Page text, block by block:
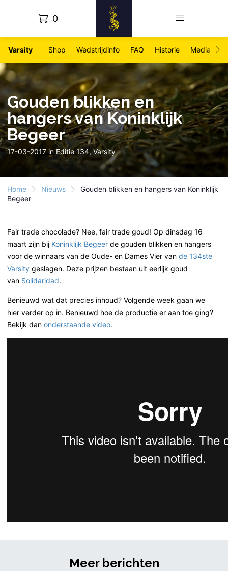
0
Varsity Shop Wedstrijdinfo FAQ Historie Media
Gouden blikken en
hangers van Koninklijk
Begeer
17-03-2017 inEditie 134,Varsity
Home Nieuws
Gouden blikken en hangers van Koninklijk
Begeer
Fair trade chocolade? Nee, fair trade goud! Op dinsdag 16
maart zijn bij Koninklijk Begeer de gouden blikken en hangers
voor de winnaars van de Oude- en Dames Vier vande 134ste
Varsity geslagen. Deze prijzen bestaan uit eerlijk goud
van Solidaridad.
Benieuwd wat dat precies inhoud? Volgende week gaan we
hier verder op in. Benieuwd hoe de productie er aan toe ging?
Bekijk danonderstaande video.
Meer berichten